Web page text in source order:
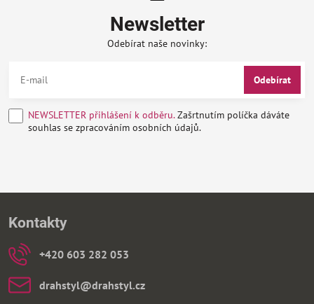
Newsletter
Odebírat naše novinky:
Odebírat
NEWSLETTER přihlášení k odběru.Zašrtnutím políčka dáváte
souhlas se zpracováním osobních údajů.
Kontakty
+420 603 282 053
drahstyl​@drahstyl​.cz